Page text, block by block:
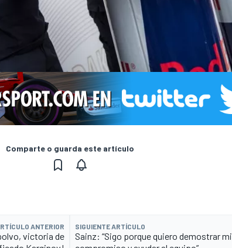
Comparte o guarda este artículo
ANTERIOR
victoria de
SIGUIENTE ARTÍCULO
Sainz: “Sigo porque quiero demostrar mi